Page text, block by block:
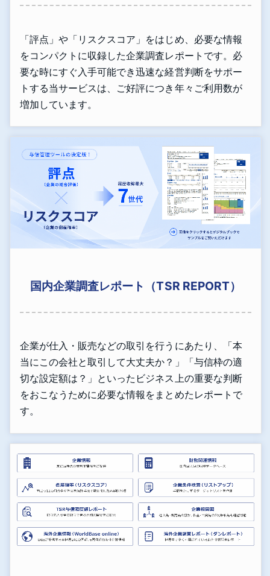
「評点」や「リスクスコア」をはじめ、必要な情報
をコンパクトに収録した企業調査レポートです。必
要な時にすぐ入手可能でき迅速な経営判断をサポー
トする当サービスは、ご好評につき年々ご利用数が
増加しています。
国内企業調査レポート（TSR REPORT）
企業が仕入・販売などの取引を行うにあたり、「本
当にこの会社と取引して大丈夫か？」「与信枠の適
切な設定額は？」といったビジネス上の重要な判断
をおこなうために必要な情報をまとめたレポートで
す。